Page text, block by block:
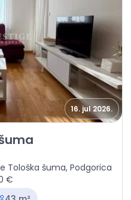
16. jul 2026.
Tološka šuma
Tološka šuma, Podgorica
€